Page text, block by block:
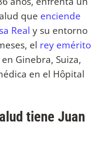
que enciende
Real y su entorno
el rey emérito
Ginebra, Suiza,
en el Hôpital
tiene Juan